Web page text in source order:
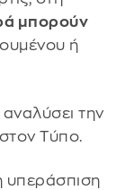
μπορούν
ή
την
Τύπο.
υπεράσπιση